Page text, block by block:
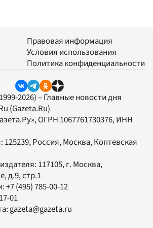
Правовая информация
Условия использования
Политика конфиденциальности
2026) – Главные новости дня
(Gazeta.Ru)
, ОГРН 1067761730376, ИНН
125239, Россия, Москва, Коптевская
117105, г. Москва,
д.9, стр.1
+7 (495) 785-00-12
01
gazeta@gazeta.ru